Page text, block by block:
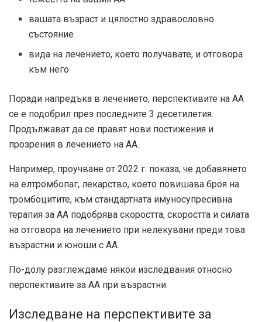
вашата възраст и цялостно здравословно
състояние
вида на лечението, което получавате, и отговора
към него
Поради напредъка в лечението, перспективите на АА
се е подобрил през последните 3 десетилетия.
Продължават да се правят нови постижения и
прозрения в лечението на АА.
Например, проучване от 2022 г. показа, че добавянето
на елтромбопаг, лекарство, което повишава броя на
тромбоцитите, към стандартната имуносупресивна
терапия за АА подобрява скоростта, скоростта и силата
на отговора на лечението при нелекувани преди това
възрастни и юноши с АА.
По-долу разглеждаме някои изследвания относно
перспективите за АА при възрастни.
Изследване на перспективите за